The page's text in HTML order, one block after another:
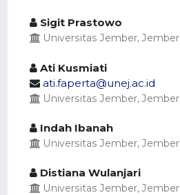
Sigit Prastowo
Universitas Jember, Jember
Ati Kusmiati
ati.faperta@unej.ac.id
Universitas Jember, Jember
Indah Ibanah
Universitas Jember, Jember
Distiana Wulanjari
Universitas Jember, Jember